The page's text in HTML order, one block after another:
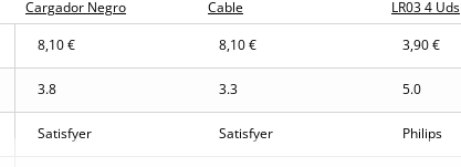
Cargador Negro
Cable
LR03 4 Uds
8,10 € 8,10 € 3,90 €
3.8 3.3 5.0
Satisfyer Satisfyer Philips